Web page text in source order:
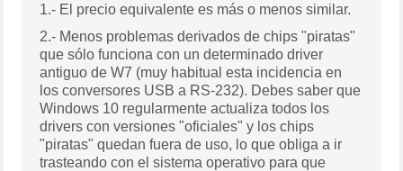
1.- El precio equivalente es más o menos similar.
2.- Menos problemas derivados de chips "piratas"
que sólo funciona con un determinado driver
antiguo de W7 (muy habitual esta incidencia en
los conversores USB a RS-232). Debes saber que
Windows 10 regularmente actualiza todos los
drivers con versiones "oficiales" y los chips
"piratas" quedan fuera de uso, lo que obliga a ir
trasteando con el sistema operativo para que